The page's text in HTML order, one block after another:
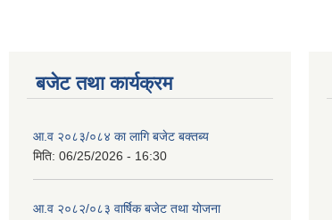
बजेट तथा कार्यक्रम
आ.व २०८३/०८४ का लागि बजेट बक्तब्य
मिति: 06/25/2026 - 16:30
आ.व २०८२/०८३ वार्षिक बजेट तथा योजना